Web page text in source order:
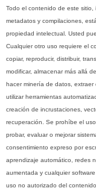
Todo el contenido de este
metadatos y compilaciones,
propiedad intelectual. Usted
Cualquier otro uso requiere el
copiar, reproducir, distribuir,
modificar, almacenar más allá
hacer minería de datos,
utilizar herramientas
creación de incrustaciones,
recuperación. Se prohíbe el
probar, evaluar o mejorar
consentimiento expreso por
aprendizaje automático, redes
aumentada y cualquier
uso no autorizado del